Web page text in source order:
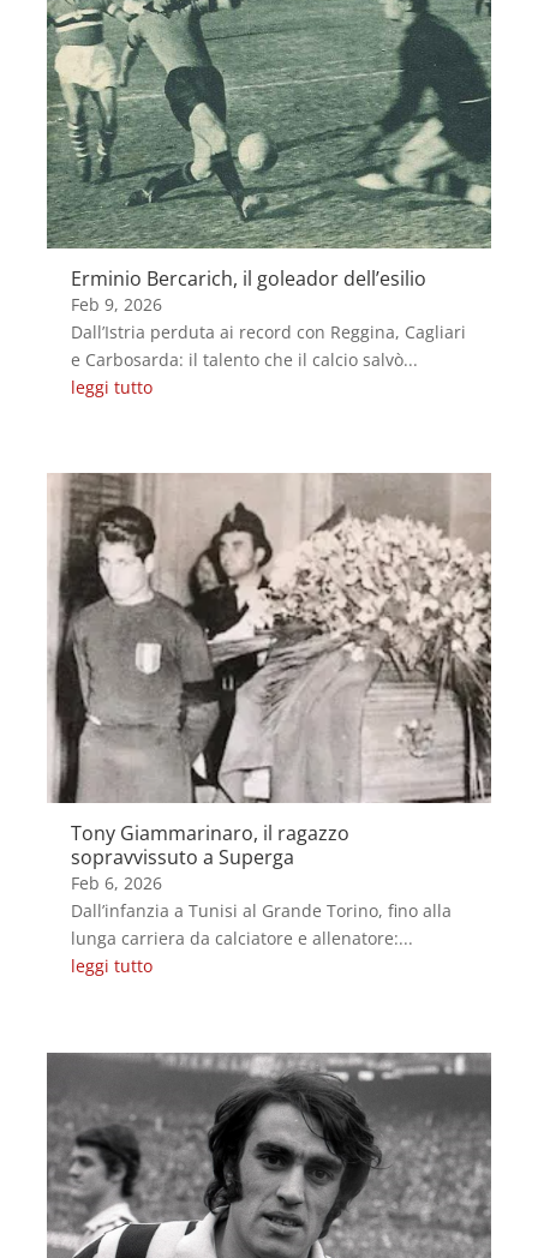
Erminio Bercarich, il goleador dell’esilio
Feb 9, 2026
Dall’Istria perduta ai record con Reggina, Cagliari
e Carbosarda: il talento che il calcio salvò...
leggi tutto
Tony Giammarinaro, il ragazzo
sopravvissuto a Superga
Feb 6, 2026
Dall’infanzia a Tunisi al Grande Torino, fino alla
lunga carriera da calciatore e allenatore:...
leggi tutto